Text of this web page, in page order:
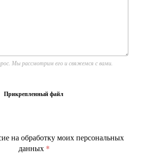
Мы рассмотрим его и свяжемся с вами.
Прикрепленный файл
на обработку моих персональных
данных *